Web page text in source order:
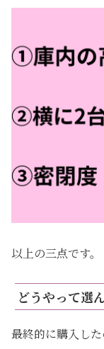
以上の三点です。
どうやって選
最終的に購入した